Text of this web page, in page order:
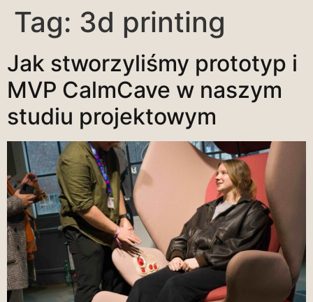
Tag: 3d printing
Jak stworzyliśmy prototyp i
MVP CalmCave w naszym
studiu projektowym